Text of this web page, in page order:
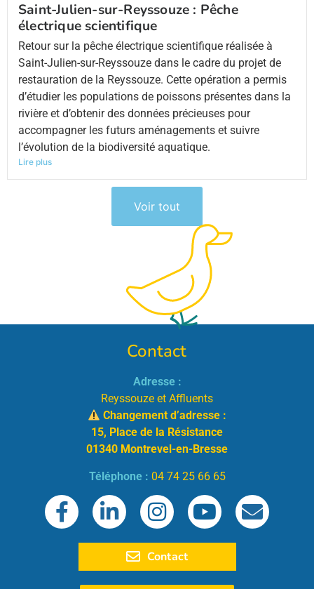
Saint-Julien-sur-Reyssouze : Pêche
électrique scientifique
Retour sur la pêche électrique scientifique réalisée à
Saint-Julien-sur-Reyssouze dans le cadre du projet de
restauration de la Reyssouze. Cette opération a permis
d’étudier les populations de poissons présentes dans la
rivière et d’obtenir des données précieuses pour
accompagner les futurs aménagements et suivre
l’évolution de la biodiversité aquatique.
Lire plus
Voir tout
Contact
Adresse :
Reyssouze et Affluents
Changement d’adresse :
15, Place de la Résistance
01340 Montrevel-en-Bresse
Téléphone : 04 74 25 66 65
Contact